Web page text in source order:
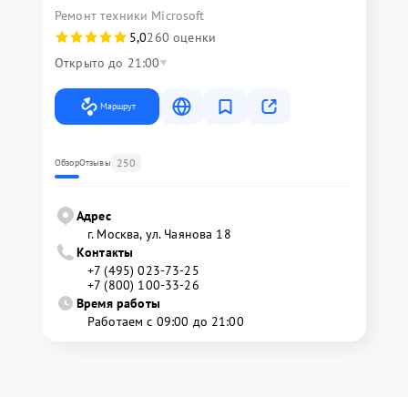
Ремонт техники Microsoft
5,0260 оценки
Открыто до 21:00
Маршрут
ОбзорОтзывы 250
Адрес
г. Москва, ул. Чаянова 18
Контакты
+7 (495) 023-73-25
+7 (800) 100-33-26
Время работы
Работаем с 09:00 до 21:00